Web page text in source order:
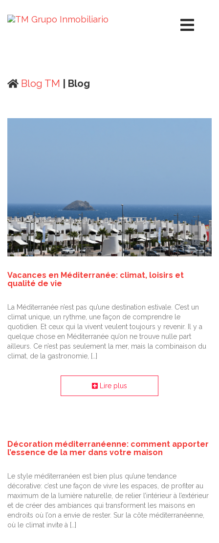
Blog TM | Blog
Vacances en Méditerranée: climat, loisirs et
qualité de vie
La Méditerranée n’est pas qu’une destination estivale. C’est un
climat unique, un rythme, une façon de comprendre le
quotidien. Et ceux qui la vivent veulent toujours y revenir. Il y a
quelque chose en Méditerranée qu’on ne trouve nulle part
ailleurs. Ce n’est pas seulement la mer, mais la combinaison du
climat, de la gastronomie, […]
Lire plus
Décoration méditerranéenne: comment apporter
l’essence de la mer dans votre maison
Le style méditerranéen est bien plus qu’une tendance
décorative: c’est une façon de vivre les espaces, de profiter au
maximum de la lumière naturelle, de relier l’intérieur à l’extérieur
et de créer des ambiances qui transforment les maisons en
endroits où l’on a envie de rester. Sur la côte méditerranéenne,
où le climat invite à […]